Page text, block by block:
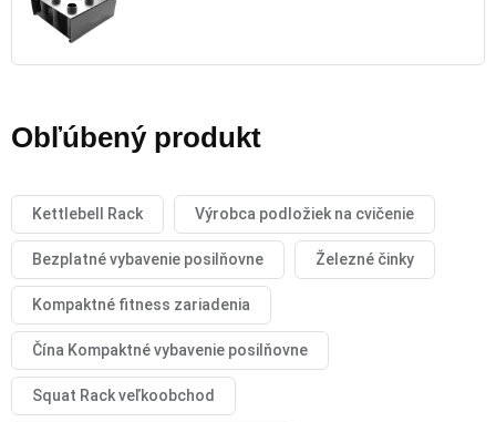
Obľúbený produkt
Kettlebell Rack Výrobca podložiek na cvičenie
Bezplatné vybavenie posilňovne Železné činky
Kompaktné fitness zariadenia
Čína Kompaktné vybavenie posilňovne
Squat Rack veľkoobchod